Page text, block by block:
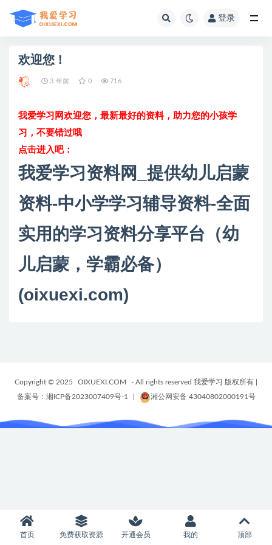
登录
欢迎您！
3 年前 0 716
我爱学习网欢迎您，最新最好的资料，助力您的小孩学
习，不要错过哦
点击进入吧：
我爱学习资料网_提供幼儿启蒙
资料-中小学学习辅导资料-全面
实用的学习资料分享平台（幼
儿启蒙，学霸必备）
(oixuexi.com)
Copyright © 2025 OIXUEXI.COM - All rights reserved 我爱学习 版权所有
备案号：湘ICP备2023007409号-1
湘公网安备 43040802000191号
首页 免费获取资源 开通会员 我的 顶部